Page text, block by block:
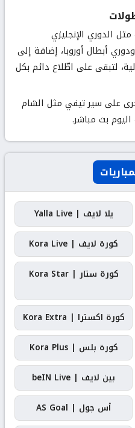
مثل الدوري الإنجليزي
أبطال أوروبا، إضافة إلى
لتبقى على اطّلاع دائم بكل
على سير تيفي مثل الشام
اليوم بث مباشر.
يلا لايف | Yalla Live
كورة لايف | Kora Live
كورة ستار | Kora Star
كورة اكسترا | Kora Extra
كورة بلس | Kora Plus
بين لايف | beIN Live
أس جول | AS Goal